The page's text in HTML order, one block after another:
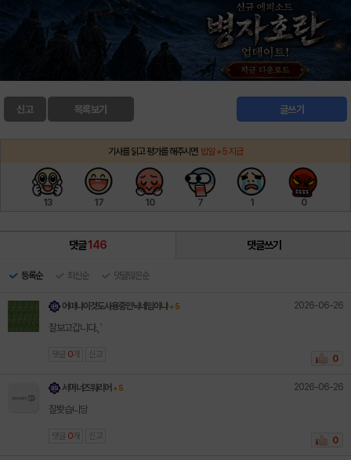
신고 글쓰기
목록보기
기사를 읽고 평가를 해주시면 밥알 +5 지급
13 17 10 7 1 0
댓글146 댓글쓰기
등록순 최신순 댓글많은순
어떠냐이것도사용중인닉네임이냐 + 5 2026-06-26
잘보고갑니다.,`
댓글 0 개 신고 0
서머너즈워리어 + 5 2026-06-26
잘봣습니당
댓글 0 개 신고 0